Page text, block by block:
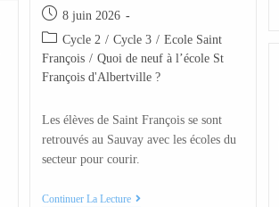
8 juin 2026
Cycle 2 / Cycle 3 / Ecole Saint
François / Quoi de neuf à l’école St
François d'Albertville ?
Les élèves de Saint François se sont
retrouvés au Sauvay avec les écoles du
secteur pour courir.
Continuer La Lecture